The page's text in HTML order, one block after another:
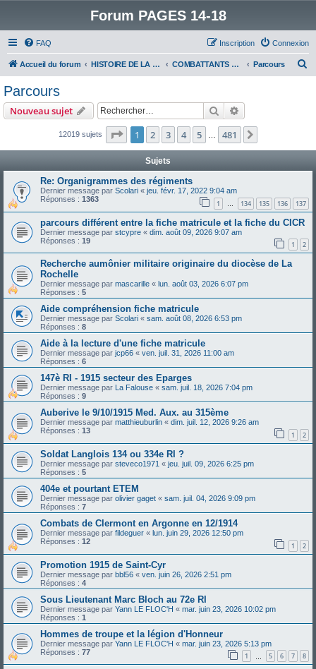
Forum PAGES 14-18
FAQ Connexion
Inscription
Accueil du forum HISTOIRE DE LA GRANDE GUERRE COMBATTANTS DE LA GRANDE GUERRE Parcours
e
Parcours
Nouveau sujet Rechercher
12019 sujets Page 1sur481
1 2 3 4 5 481
Sujets
Re: Organigrammes des régiments
Dernier message par Scolari « jeu. févr. 17, 2022 9:04 am
Réponses : 1363 1 … 134 135 136 137
parcours différent entre la fiche matricule et la fiche du CICR
Dernier message par stcypre « dim. août 09, 2026 9:07 am
Réponses : 19 1 2
Recherche aumônier militaire originaire du diocèse de La
Rochelle
Dernier message par mascarille « lun. août 03, 2026 6:07 pm
Réponses : 5
Aide compréhension fiche matricule
Dernier message par Scolari « sam. août 08, 2026 6:53 pm
Réponses : 8
Aide à la lecture d'une fiche matricule
Dernier message par jcp66 « ven. juil. 31, 2026 11:00 am
Réponses : 6
147è RI - 1915 secteur des Eparges
Dernier message par La Falouse « sam. juil. 18, 2026 7:04 pm
Réponses : 9
Auberive le 9/10/1915 Med. Aux. au 315ème
Dernier message par matthieuburlin « dim. juil. 12, 2026 9:26 am
Réponses : 13 1 2
Soldat Langlois 134 ou 334e RI ?
Dernier message par steveco1971 « jeu. juil. 09, 2026 6:25 pm
Réponses : 5
404e et pourtant ETEM
Dernier message par olivier gaget « sam. juil. 04, 2026 9:09 pm
Réponses : 7
Combats de Clermont en Argonne en 12/1914
Dernier message par fildeguer « lun. juin 29, 2026 12:50 pm
Réponses : 12 1 2
Promotion 1915 de Saint-Cyr
Dernier message par bbl56 « ven. juin 26, 2026 2:51 pm
Réponses : 4
Sous Lieutenant Marc Bloch au 72e RI
Dernier message par Yann LE FLOC'H « mar. juin 23, 2026 10:02 pm
Réponses : 1
Hommes de troupe et la légion d'Honneur
Dernier message par Yann LE FLOC'H « mar. juin 23, 2026 5:13 pm
Réponses : 77 1 5 6 7 8